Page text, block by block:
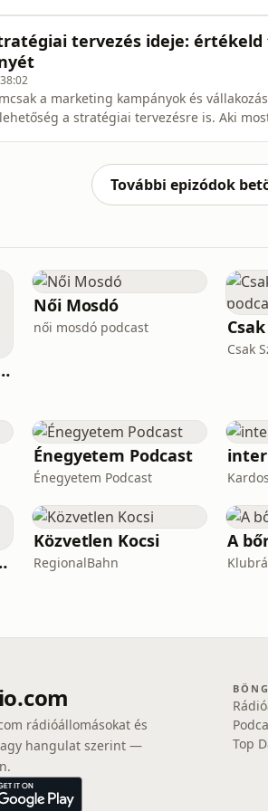
helyesen az AI-alapú tarta
tervezés ideje: értékeld
a marketing kampányok és
a stratégiai tervezésre is. Aki
További epizódok
története
Női Mosdó
női mosdó podcast
Csak
Énegyetem Podcast
Énegyetem Podcast
Imrével
Közvetlen Kocsi
RegionalBahn
A
rádióállomásokat és
hangulat szerint —
Top